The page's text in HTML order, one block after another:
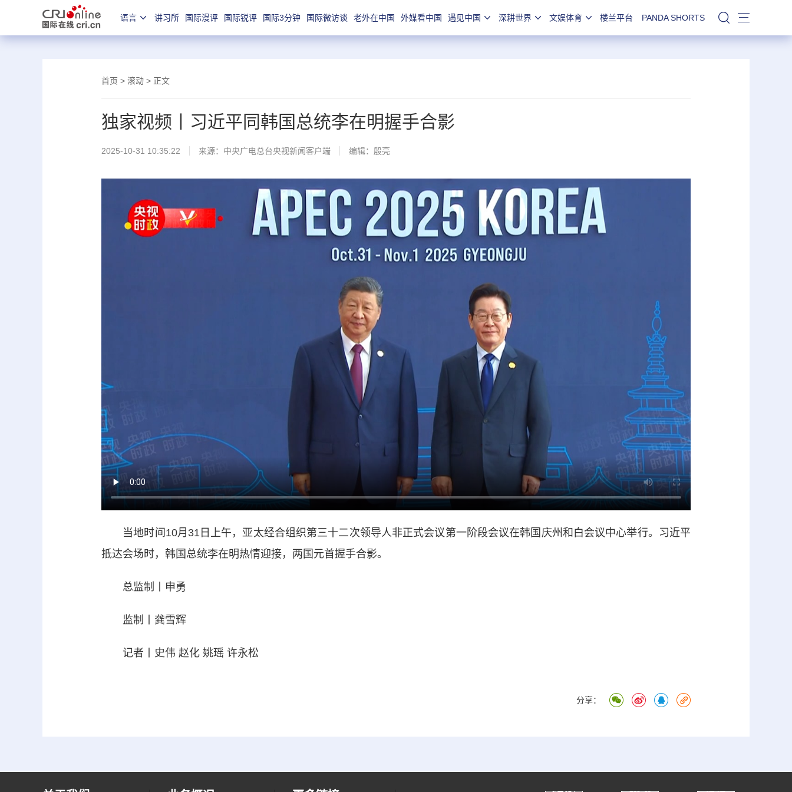
语言 讲习所 国际漫评 国际锐评 国际3分钟 国际微访谈 老外在中国 外媒看中国 遇见中国 深耕世界 文娱体育 楼兰平台 PANDA SHORTS 站内搜索
首页 > 滚动 > 正文
独家视频丨习近平同韩国总统李在明握手合影
2025-10-31 10:35:22 来源： 中央广电总台央视新闻客户端 编辑：殷亮
当地时间10月31日上午，亚太经合组织第三十二次领导人非正式会议第一阶段会议在韩国庆州和白会议中心举行。习近平
抵达会场时，韩国总统李在明热情迎接，两国元首握手合影。
总监制丨申勇
监制丨龚雪辉
记者丨史伟 赵化 姚瑶 许永松
分享：